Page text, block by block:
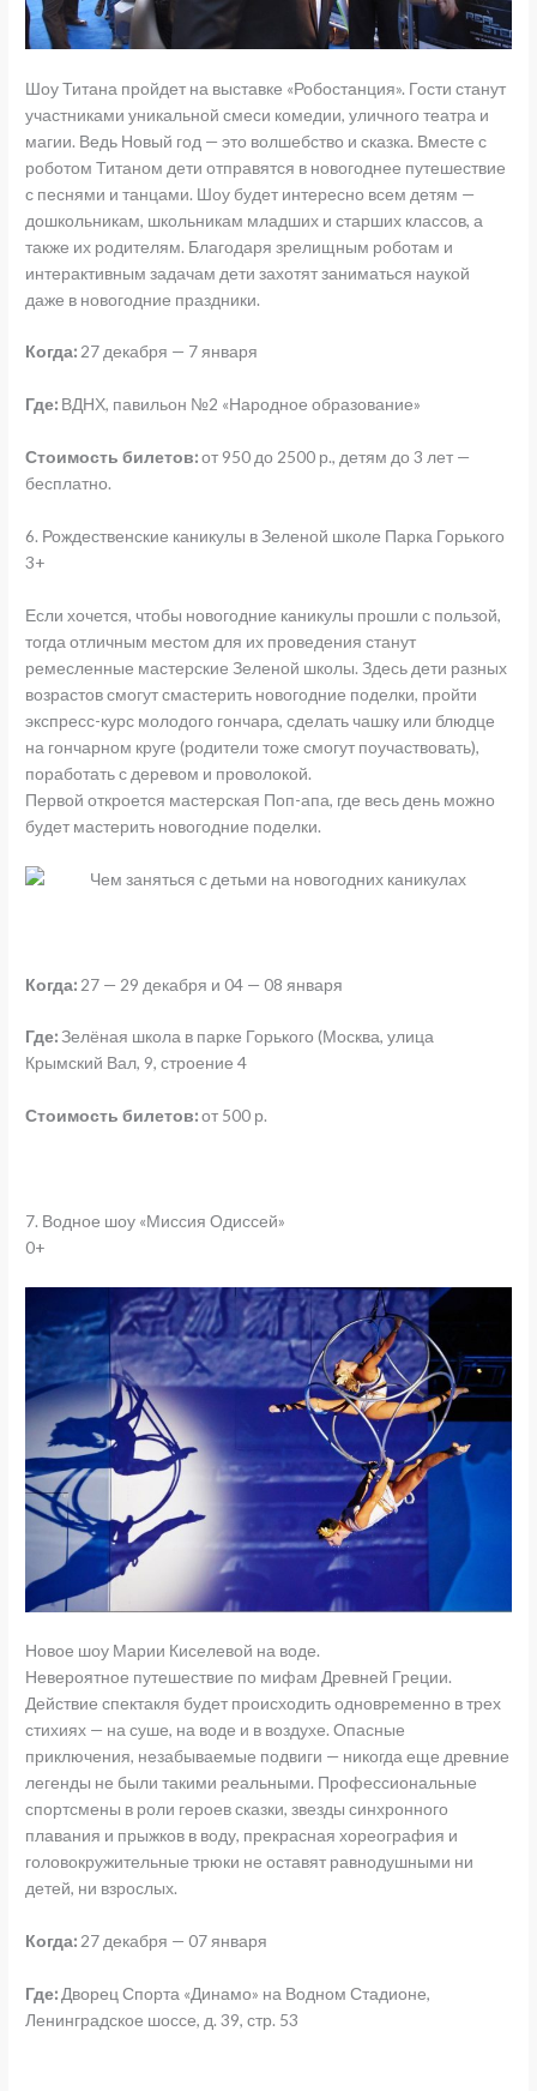
Шоу Титана пройдет на выставке «Робостанция». Гости станут
участниками уникальной смеси комедии, уличного театра и
магии. Ведь Новый год — это волшебство и сказка. Вместе с
роботом Титаном дети отправятся в новогоднее путешествие
с песнями и танцами. Шоу будет интересно всем детям —
дошкольникам, школьникам младших и старших классов, а
также их родителям. Благодаря зрелищным роботам и
интерактивным задачам дети захотят заниматься наукой
даже в новогодние праздники.
Когда:27 декабря — 7 января
Где: ВДНХ, павильон №2 «Народное образование»
Стоимость билетов:от 950 до 2500 р., детям до 3 лет —
бесплатно.
6. Рождественские каникулы в Зеленой школе Парка Горького
3+
Если хочется, чтобы новогодние каникулы прошли с пользой,
тогда отличным местом для их проведения станут
ремесленные мастерские Зеленой школы. Здесь дети разных
возрастов смогут смастерить новогодние поделки, пройти
экспресс-курс молодого гончара, сделать чашку или блюдце
на гончарном круге (родители тоже смогут поучаствовать),
поработать с деревом и проволокой.
Первой откроется мастерская Поп-апа, где весь день можно
будет мастерить новогодние поделки.
Когда: 27 — 29 декабря и 04 — 08 января
Где:Зелёная школа в парке Горького (Москва, улица
Крымский Вал, 9, строение 4
Стоимость билетов:от 500 р.
7. Водное шоу «Миссия Одиссей»
0+
Новое шоу Марии Киселевой на воде.
Невероятное путешествие по мифам Древней Греции.
Действие спектакля будет происходить одновременно в трех
стихиях — на суше, на воде и в воздухе. Опасные
приключения, незабываемые подвиги — никогда еще древние
легенды не были такими реальными. Профессиональные
спортсмены в роли героев сказки, звезды синхронного
плавания и прыжков в воду, прекрасная хореография и
головокружительные трюки не оставят равнодушными ни
детей, ни взрослых.
Когда: 27 декабря — 07 января
Где: Дворец Спорта «Динамо» на Водном Стадионе,
Ленинградское шоссе, д. 39, стр. 53